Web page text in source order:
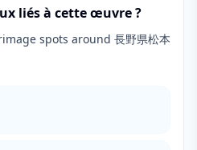
liés à cette œuvre ?
spots around 長野県松本